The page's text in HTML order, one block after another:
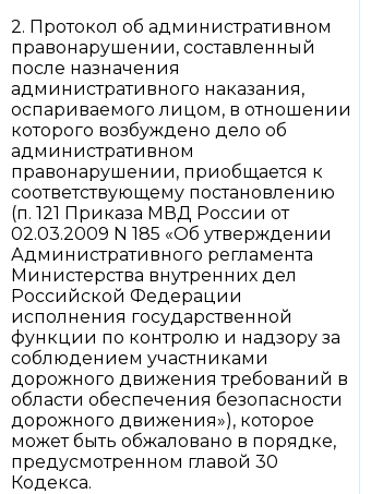
2. Протокол об административном
правонарушении, составленный
после назначения
административного наказания,
оспариваемого лицом, в отношении
которого возбуждено дело об
административном
правонарушении, приобщается к
соответствующему постановлению
(п. 121 Приказа МВД России от
02.03.2009 N 185 «Об утверждении
Административного регламента
Министерства внутренних дел
Российской Федерации
исполнения государственной
функции по контролю и надзору за
соблюдением участниками
дорожного движения требований в
области обеспечения безопасности
дорожного движения»), которое
может быть обжаловано в порядке,
предусмотренном главой 30
Кодекса.